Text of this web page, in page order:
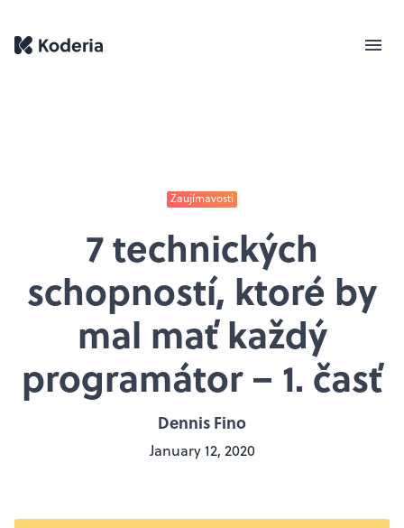
Zaujímavosti
7 technických
schopností, ktoré by
mal mať každý
programátor – 1. časť
Dennis Fino
January 12, 2020